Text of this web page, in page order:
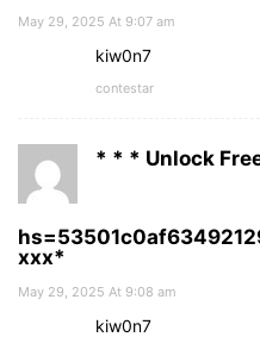
May 29, 2025 At 9:07 am
kiw0n7
contestar
* * * Unlock
ххх*
May 29, 2025 At 9:08 am
kiw0n7